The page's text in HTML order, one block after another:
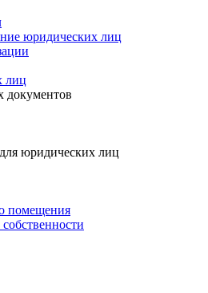
юридических лиц
лиц
документов
юридических лиц
помещения